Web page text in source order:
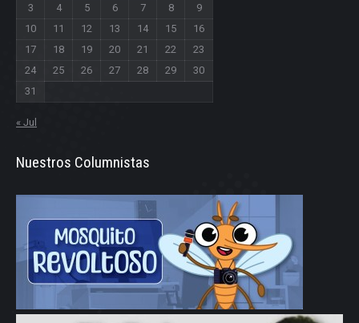
3
4 5 6 7 8
9
10
11 12 13 14 15
16
17
18 19 20 21 22
23
24
25 26 27 28 29
30
31
« Jul
Nuestros Columnistas